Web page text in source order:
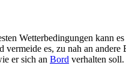
Wetterbedingungen
es, zu nah an
er sich an Bord verhalten soll.